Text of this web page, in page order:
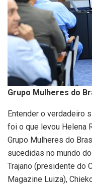
Grupo Mulheres do
Entender o verdadeiro
foi o que levou Helena
Grupo Mulheres do
sucedidas no mundo
Trajano (presidente do
Magazine Luiza),